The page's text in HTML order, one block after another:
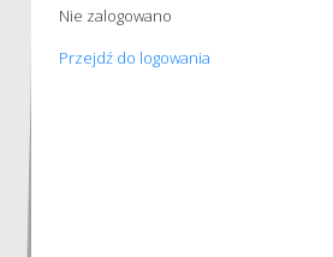
Nie zalogowano
Przejdź do logowania